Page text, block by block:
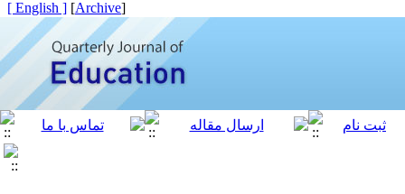
[
Archive
]
[ English ]